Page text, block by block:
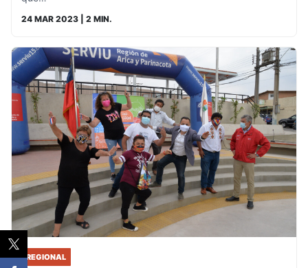
24 MAR 2023 | 2 MIN.
REGIONAL